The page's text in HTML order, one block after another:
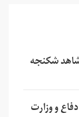
شکنجه
و وزارت